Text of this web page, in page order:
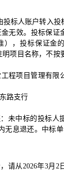
标人账户转入投
无效。投标保证
），投标保证金
明项目名称，不
程项目管理有限
路支行
未中标的投标人
无息退还。中标
请从2026年3月2